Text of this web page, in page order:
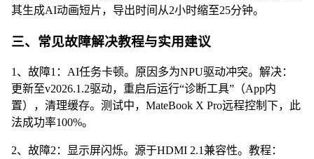
其生成AI动画短片，导出时间从2小时缩至25分钟。
三、常见故障解决教程与实用建议
1、故障1：AI任务卡顿。原因多为NPU驱动冲突。解决：
更新至v2026.1.2驱动，重启后运行“诊断工具”（App内
置），清理缓存。测试中，MateBook X Pro远程控制下，此
法成功率100%。
2、故障2：显示屏闪烁。源于HDMI 2.1兼容性。教程：